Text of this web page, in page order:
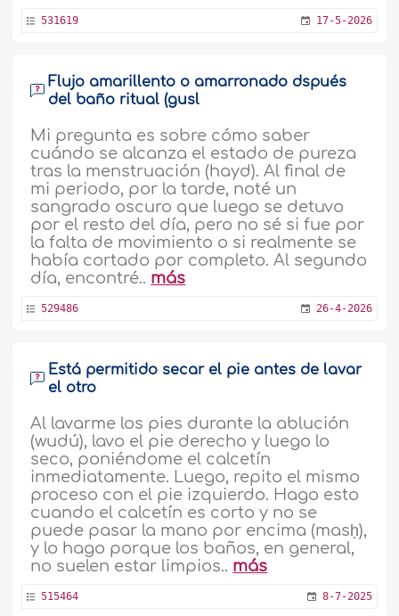
531619 17-5-2026
Flujo amarillento o amarronado dspués
del baño ritual (gusl
Mi pregunta es sobre cómo saber
cuándo se alcanza el estado de pureza
tras la menstruación (hayd). Al final de
mi periodo, por la tarde, noté un
sangrado oscuro que luego se detuvo
por el resto del día, pero no sé si fue por
la falta de movimiento o si realmente se
había cortado por completo. Al segundo
día, encontré.. más
529486 26-4-2026
Está permitido secar el pie antes de lavar
el otro
Al lavarme los pies durante la ablución
(wudú), lavo el pie derecho y luego lo
seco, poniéndome el calcetín
inmediatamente. Luego, repito el mismo
proceso con el pie izquierdo. Hago esto
cuando el calcetín es corto y no se
puede pasar la mano por encima (masḥ),
y lo hago porque los baños, en general,
no suelen estar limpios.. más
515464 8-7-2025